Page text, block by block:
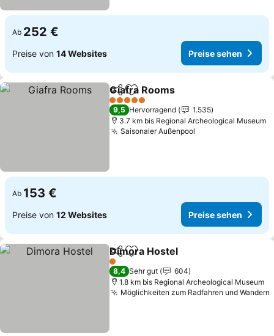
Ab 252 €
Preise von 14 Websites Preise sehen
TeilenZu Favoriten hinzufügen
Giafra Rooms
5 Sterne
9,5 Hervorragend
1.535
3.7 km bis Regional Archeological Museum
Saisonaler Außenpool
Ab 153 €
Preise von 12 Websites Preise sehen
TeilenZu Favoriten hinzufügen
Dimora Hostel
1 Sterne
8,4 Sehr gut
604
1.8 km bis Regional Archeological Museum
Möglichkeiten zum Radfahren und Wandern